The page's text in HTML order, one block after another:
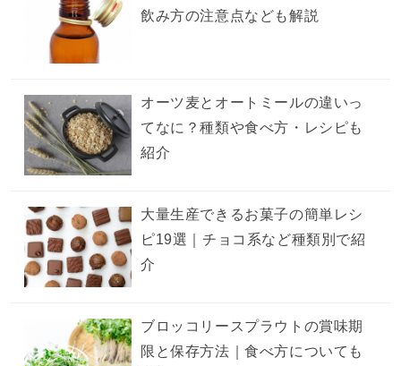
飲み方の注意点なども解説
オーツ麦とオートミールの違いっ
てなに？種類や食べ方・レシピも
紹介
大量生産できるお菓子の簡単レシ
ピ19選｜チョコ系など種類別で紹
介
ブロッコリースプラウトの賞味期
限と保存方法｜食べ方についても